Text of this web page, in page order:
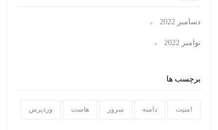
دسامبر 2022
نوامبر 2022
برچسب ها
امنیت دامنه سرور هاست وردپرس